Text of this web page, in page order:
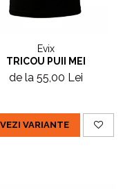
Evix
TRICOU PUII MEI
de la 55,00 Lei
VEZI VARIANTE